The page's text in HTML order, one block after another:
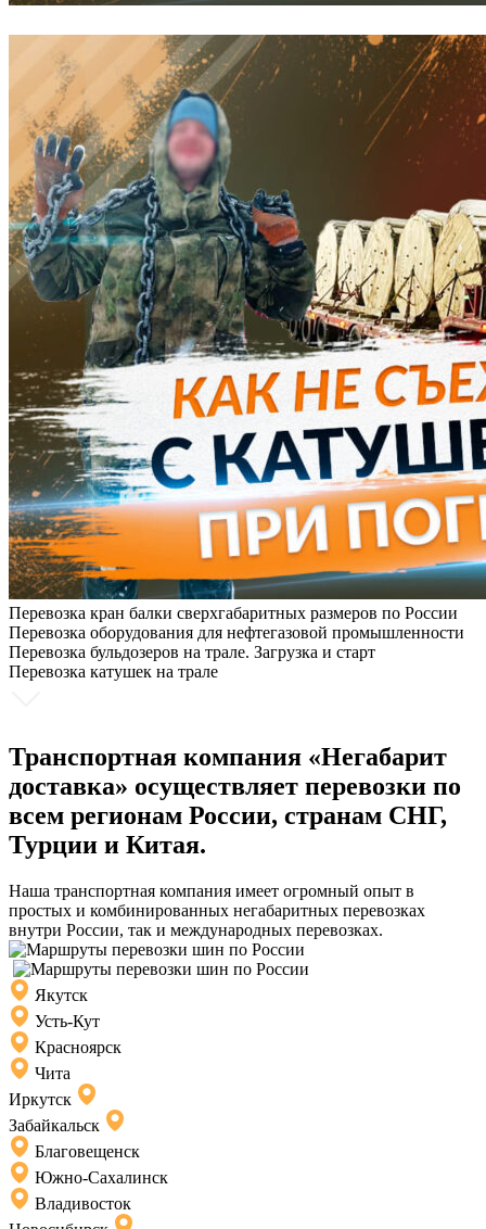
Перевозка кран балки сверхгабаритных размеров по России
Перевозка оборудования для нефтегазовой промышленности
Перевозка бульдозеров на трале. Загрузка и старт
Перевозка катушек на трале
Транспортная компания «Негабарит
доставка» осуществляет перевозки по
всем регионам России, странам СНГ,
Турции и Китая.
Наша транспортная компания имеет огромный опыт в
простых и комбинированных негабаритных перевозках
внутри России, так и международных перевозках.
Якутск
Усть-Кут
Красноярск
Чита
Иркутск
Забайкальск
Благовещенск
Южно-Сахалинск
Владивосток